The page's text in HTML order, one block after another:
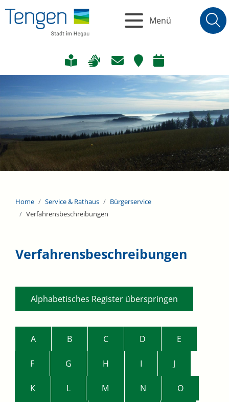
Menü
Home Service & Rathaus
Bürgerservice
Verfahrensbeschreibungen
Verfahrensbeschreibungen
Alphabetisches Register überspringen
A B C D E
F G H I J
K L M N O